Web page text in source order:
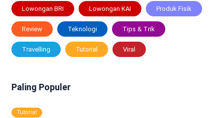
Lowongan BRI Lowongan KAI Produk Fisik
Review Teknologi Tips & Trik
Travelling Tutorial Viral
Paling Populer
Tutorial